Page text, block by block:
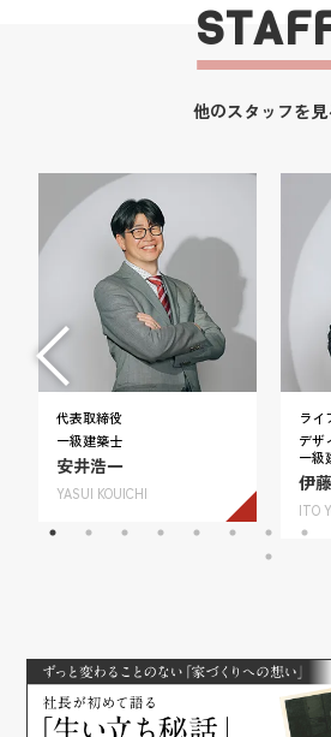
他のスタッフを見
代表取締役
一級建築士
安井浩一
YASUI KOUICHI
ライ
デザ
一級
伊
ITO